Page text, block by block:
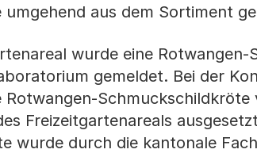
aus dem Sortiment
wurde eine
gemeldet. Bei der
Rotwangen-
Freizeitgartenareals
wurde durch die kantonale